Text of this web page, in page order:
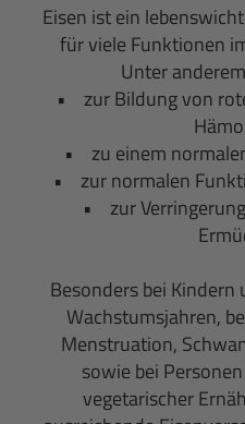
Eisen ist ein
für viele Funktionen
Unter
• zur Bildung von
• zu einem
• zur normalen
• zur
Besonders bei Kindern
Wachstumsjahren,
Menstruation,
sowie bei
vegetarischer